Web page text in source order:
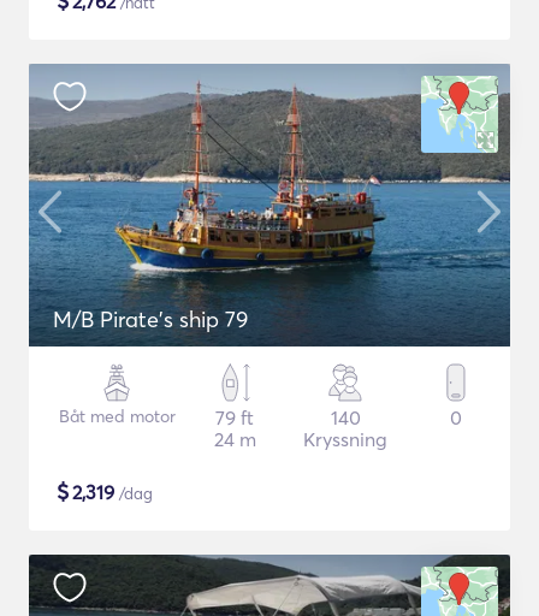
M/B Pirate's ship 79
Båt med motor
79 ft
24 m
140
Kryssning
0
$2,319 /dag